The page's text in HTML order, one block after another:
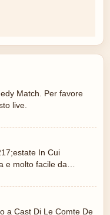
Match. Per favore
live.
In Cui
e molto facile da
a Cast Di Le Comte De